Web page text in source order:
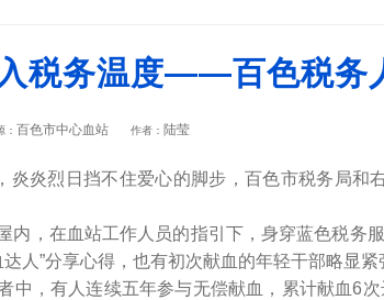
税务温度——百色税务
： 百色市中心血站 作者： 陆莹
炎烈日挡不住爱心的脚步，百色市税务局和
，在血站工作人员的指引下，身穿蓝色税务
人”分享心得，也有初次献血的年轻干部略显紧
，有人连续五年参与无偿献血，累计献血6次